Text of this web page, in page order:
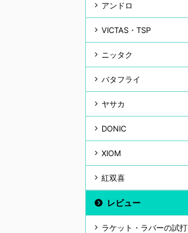
アンドロ
VICTAS・TSP
ニッタク
バタフライ
ヤサカ
DONIC
XIOM
紅双喜
レビュー
ラケット・ラバーの試打